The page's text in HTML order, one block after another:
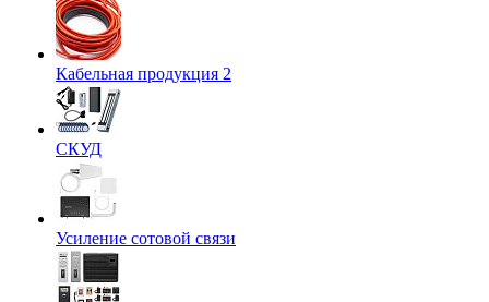
Кабельная продукция 2
СКУД
Усиление сотовой связи